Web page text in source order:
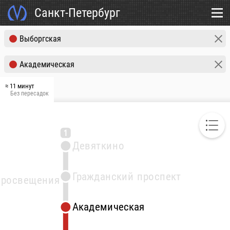
Санкт-Петербург
≈ 11 минут
Без пересадок
1
Академическая
Гражданский проспект
Девяткино
Академическая